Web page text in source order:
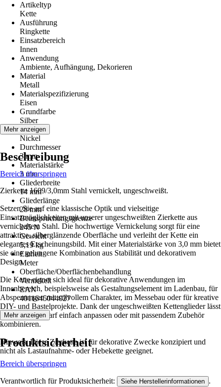
Artikeltyp
Kette
Ausführung
Ringkette
Einsatzbereich
Innen
Anwendung
Ambiente, Aufhängung, Dekorieren
Material
Metall
Materialspezifizierung
Eisen
Grundfarbe
Silber
Farbton
Nickel
Durchmesser
3 mm
Materialstärke
3 mm
Gliederbreite
14 mm
Gliederlänge
28 mm
Beanspruchungsgrenze
245 N
Gewicht
5,19 kg
Einheit
Meter
Oberfläche/Oberflächenbehandlung
Vernickelt
EAN
4011645044027
Mehr anzeigen
Beschreibung
Bereich überspringen
Zierkette 1609/3,0mm Stahl vernickelt, ungeschweißt.
Setzen Sie auf eine klassische Optik und vielseitige
Einsatzmöglichkeiten mit unserer ungeschweißten Zierkette aus
vernickeltem Stahl. Die hochwertige Vernickelung sorgt für eine
attraktive, silberglänzende Oberfläche und verleiht der Kette ein
elegantes Erscheinungsbild. Mit einer Materialstärke von 3,0 mm bietet
sie eine gelungene Kombination aus Stabilität und dekorativem
Design.
Die Kette eignet sich ideal für dekorative Anwendungen im
Innenbereich, beispielsweise als Gestaltungselement im Ladenbau, für
Absperrungen mit stilvollem Charakter, im Messebau oder für kreative
DIY- und Bastelprojekte. Dank der ungeschweißten Kettenglieder lässt
sie sich bei Bedarf einfach anpassen oder mit passendem Zubehör
kombinieren.
Hinweis: Diese Zierkette ist für dekorative Zwecke konzipiert und
nicht als Lastaufnahme- oder Hebekette geeignet.
Mehr anzeigen
Produktsicherheit
Bereich überspringen
Verantwortlich für Produktsicherheit: Siehe Herstellerinformationen .